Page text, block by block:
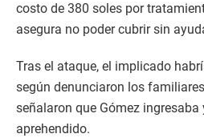
costo de 380 soles por
asegura no poder cubrir sin
Tras el ataque, el implicado
según denunciaron los
señalaron que Gómez
aprehendido.